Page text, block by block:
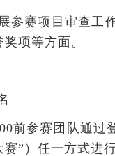
参赛项目审查
项等方面。
前参赛团队通过
赛” ） 任一方式进